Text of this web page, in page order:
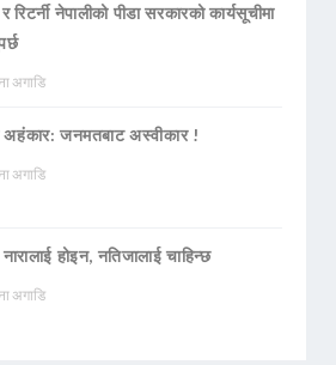
रिटर्नी नेपालीको पीडा सरकारको कार्यसूचीमा
अगाडि
जनमतबाट अस्वीकार !
अगाडि
होइन, नतिजालाई चाहिन्छ
अगाडि